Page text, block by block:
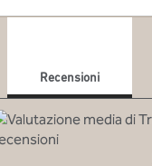
Recensioni